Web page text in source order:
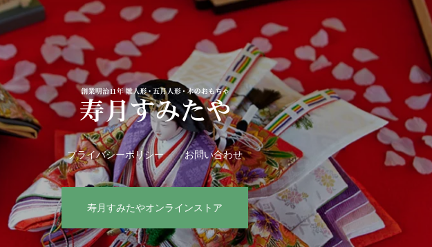
プライバシーポリシー お問い合わせ
寿月すみたやオンラインストア